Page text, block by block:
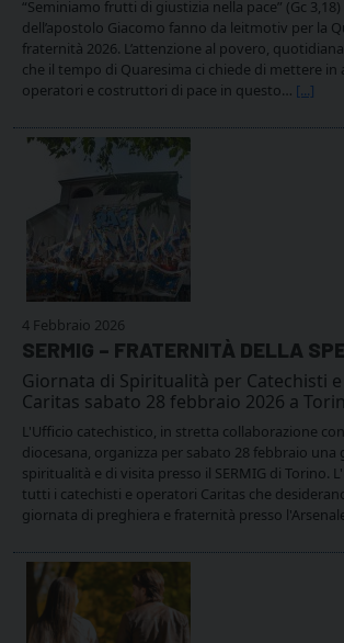
“Seminiamo frutti di giustizia nella pace” (Gc
dell’apostolo Giacomo fanno da leitmotiv per la
fraternità 2026. L’attenzione al povero,
che il tempo di Quaresima ci chiede di mettere in
operatori e costruttori di pace in questo… [...]
4 Febbraio 2026
SERMIG – FRATERNITÀ DELLA
Giornata di Spiritualità per Catechisti
Caritas sabato 28 febbraio 2026 a
L'Ufficio catechistico, in stretta collaborazione
diocesana, organizza per sabato 28 febbraio una
spiritualità e di visita presso il SERMIG di Torino.
tutti i catechisti e operatori Caritas che
giornata di preghiera e fraternità presso